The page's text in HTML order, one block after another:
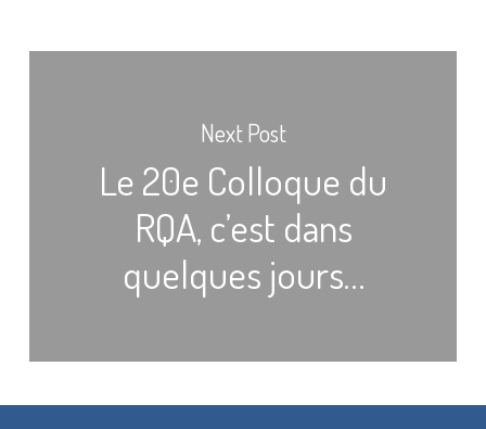
Next Post
Le 20e Colloque du
RQA, c’est dans
quelques jours…